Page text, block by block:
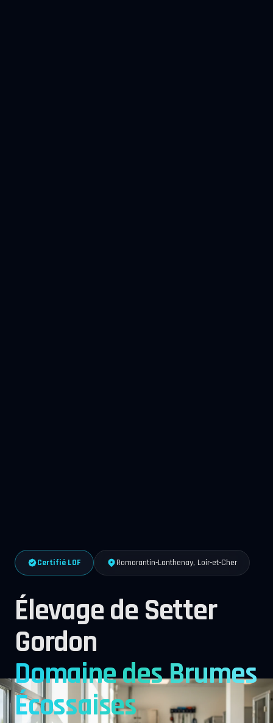
Certifié LOF Romorantin-Lanthenay, Loir-et-Cher
Élevage de Setter
Gordon
Domaine des Brumes
Écossaises